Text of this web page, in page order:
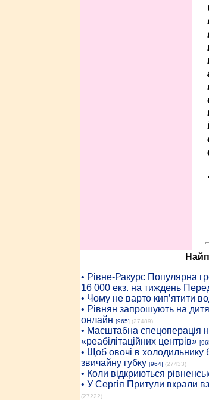
• Рiвне-Ракурс Популярна
16 000 екз. на тиждень
• Чому не варто кип’ятити
• Рівнян запрошують на
онлайн [965] (27489)
• Масштабна спецоперація
«реабілітаційних центрів»
• Щоб овочі в холодильнику
звичайну губку [964] (27433)
• Коли відкриються
• У Сергія Притули вкрали
(27222)